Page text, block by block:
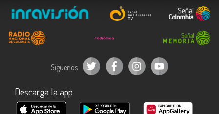
Síguenos
Descarga la app